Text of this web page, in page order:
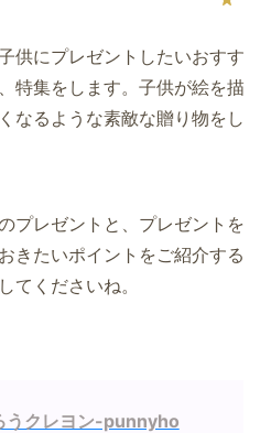
供にプレゼントしたいおすす
特集をします。子供が絵を描
なるような素敵な贈り物をし
プレゼントと、プレゼントを
きたいポイントをご紹介する
てくださいね。
うクレヨン-punnyho